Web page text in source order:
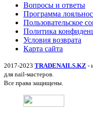
Вопросы и ответы
Программа
Пользовательское
Политика
Условия возврата
Карта сайта
2017-2023 TRADENAILS.KZ -
для nail-мастеров.
Все права защищены.